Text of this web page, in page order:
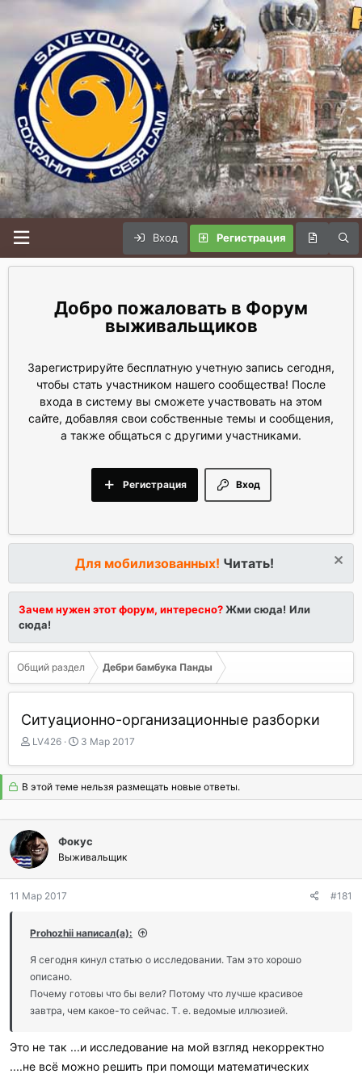
Вход Регистрация
Форум
выживальщиков
Зарегистрируйте бесплатную учетную запись сегодня,
чтобы стать участником нашего сообщества! После
входа в систему вы сможете участвовать на этом
сайте, добавляя свои собственные темы и сообщения,
а также общаться с другими участниками.
Вход
Регистрация
Для мобилизованных! Читать!
Зачем нужен этот форум, интересно?Жми сюда! Или
сюда!
Общий раздел Дебри бамбука Панды
Ситуационно-организационные разборки
А
т
о
р
е
м
ы
LV426
Д
т
а
н
а
л
3 Мар 2017
В этой теме нельзя размещать новые ответы.
Фокус
Выживальщик
11 Мар 2017 #181
Prohozhii написал(а):
Я сегодня кинул статью о исследовании. Там это хорошо
описано.
Почему готовы что бы вели? Потому что лучше красивое
завтра, чем какое-то сейчас. Т. е. ведомые иллюзией.
Это не так ...и исследование на мой взгляд некорректно
....не всё можно решить при помощи математических